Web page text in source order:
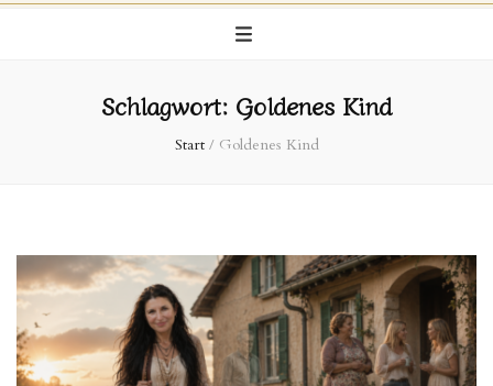
Schlagwort: Goldenes Kind
Start / Goldenes Kind